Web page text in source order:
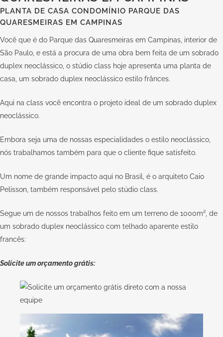
PLANTA DE CASA CONDOMÍNIO PARQUE DAS
QUARESMEIRAS EM CAMPINAS
Você que é do Parque das Quaresmeiras em Campinas, interior de
São Paulo, e está a procura de uma obra bem feita de um sobrado
duplex neoclássico, o stúdio class hoje apresenta uma planta de
casa, um sobrado duplex neoclássico estilo frânces.
Aqui na class você encontra o projeto ideal de um sobrado duplex
neoclássico.
Embora seja uma de nossas especialidades o estilo neoclássico,
nós trabalhamos também para que o cliente fique satisfeito.
Um nome de grande impacto aqui no Brasil, é o arquiteto Caio
Pelisson , também responsável pelo stúdio class.
Segue um de nossos trabalhos feito em um terreno de 1000m², de
um sobrado duplex neoclássico com telhado aparente estilo
francês:
Solicite um orçamento grátis: